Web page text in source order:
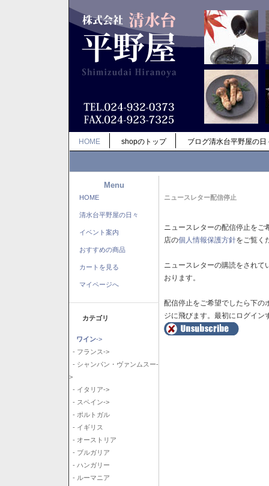
HOME shopのトップ ブログ清水台平野屋の日
Menu
HOME
清水台平野屋の日々
イベント案内
おすすめの商品
カートを見る
マイページへ
カテゴリ
ワイン->
- フランス->
- シャンパン・ヴァンムスー-
>
- イタリア->
- スペイン->
- ポルトガル
- イギリス
- オーストリア
- ブルガリア
- ハンガリー
- ルーマニア
ニュースレター配信停止
ニュースレターの配信停止を
店の個人情報保護方針をご覧く
ニュースレターの購読をされ
おります。
配信停止をご希望でしたら下の
ジに飛びます。最初にログイン